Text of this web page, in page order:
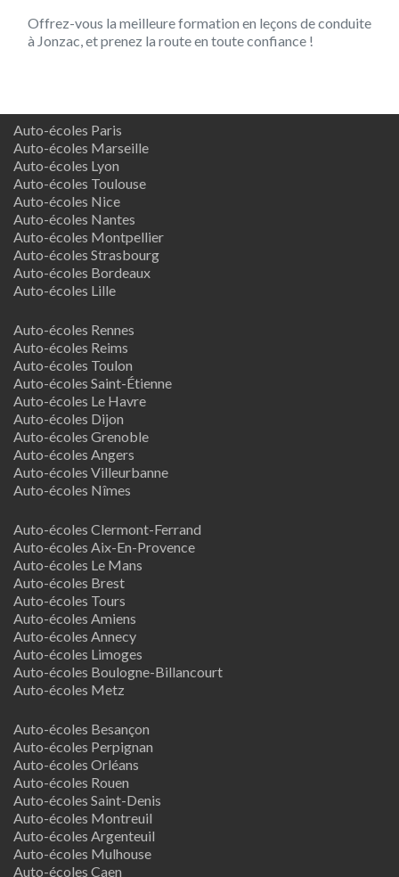
Offrez-vous la meilleure formation en leçons de conduite
à Jonzac, et prenez la route en toute confiance !
Auto-écoles Paris
Auto-écoles Marseille
Auto-écoles Lyon
Auto-écoles Toulouse
Auto-écoles Nice
Auto-écoles Nantes
Auto-écoles Montpellier
Auto-écoles Strasbourg
Auto-écoles Bordeaux
Auto-écoles Lille
Auto-écoles Rennes
Auto-écoles Reims
Auto-écoles Toulon
Auto-écoles Saint-Étienne
Auto-écoles Le Havre
Auto-écoles Dijon
Auto-écoles Grenoble
Auto-écoles Angers
Auto-écoles Villeurbanne
Auto-écoles Nîmes
Auto-écoles Clermont-Ferrand
Auto-écoles Aix-En-Provence
Auto-écoles Le Mans
Auto-écoles Brest
Auto-écoles Tours
Auto-écoles Amiens
Auto-écoles Annecy
Auto-écoles Limoges
Auto-écoles Boulogne-Billancourt
Auto-écoles Metz
Auto-écoles Besançon
Auto-écoles Perpignan
Auto-écoles Orléans
Auto-écoles Rouen
Auto-écoles Saint-Denis
Auto-écoles Montreuil
Auto-écoles Argenteuil
Auto-écoles Mulhouse
Auto-écoles Caen